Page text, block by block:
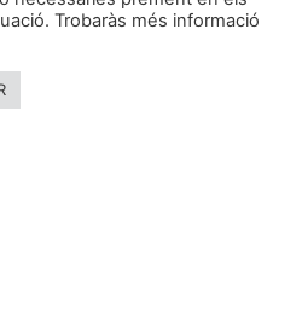
Trobaràs més informació